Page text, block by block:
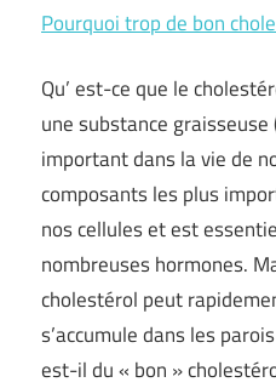
Pourquoi trop de bon
Qu’ est-ce que le
une substance
important dans la vie de
composants les plus
nos cellules et est
nombreuses hormones.
cholestérol peut
s’accumule dans les
est-il du « bon »